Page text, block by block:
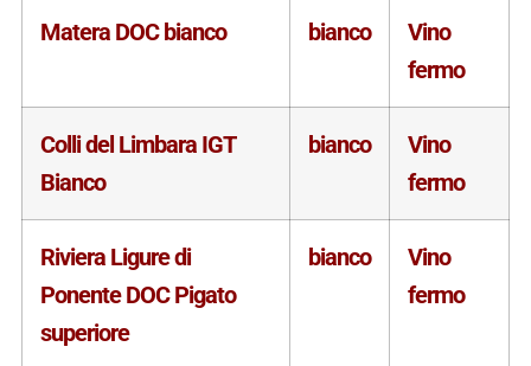
Matera DOC bianco bianco
Vino
fermo
Colli del Limbara IGT
Bianco
bianco
Vino
fermo
Riviera Ligure di
Ponente DOC Pigato
superiore
bianco
Vino
fermo